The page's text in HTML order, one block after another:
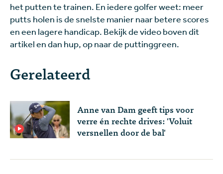
het putten te trainen. En iedere golfer weet: meer
putts holen is de snelste manier naar betere scores
en een lagere handicap. Bekijk de video boven dit
artikel en dan hup, op naar de puttinggreen.
Gerelateerd
Anne van Dam geeft tips voor
verre én rechte drives: 'Voluit
versnellen door de bal'